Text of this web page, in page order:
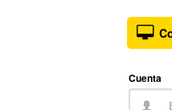
Cuenta